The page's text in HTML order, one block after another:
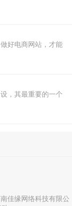
好电商网站，才能
，其最重要的一个
佳缘网络科技有限公